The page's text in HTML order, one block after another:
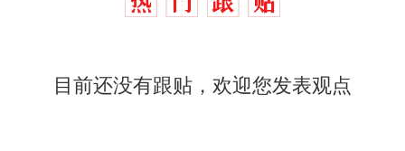
目前还没有跟贴，欢迎您发表观点